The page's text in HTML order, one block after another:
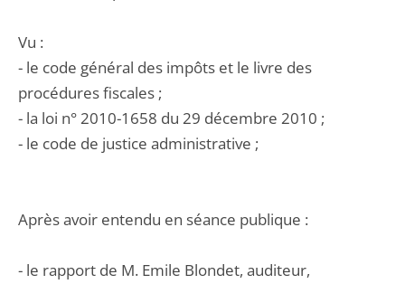
Vu :
- le code général des impôts et le livre des
procédures fiscales ;
- la loi n° 2010-1658 du 29 décembre 2010 ;
- le code de justice administrative ;
Après avoir entendu en séance publique :
- le rapport de M. Emile Blondet, auditeur,